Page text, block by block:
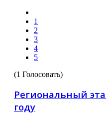
1
2
3
4
5
(1 Голосовать)
Региональный
году